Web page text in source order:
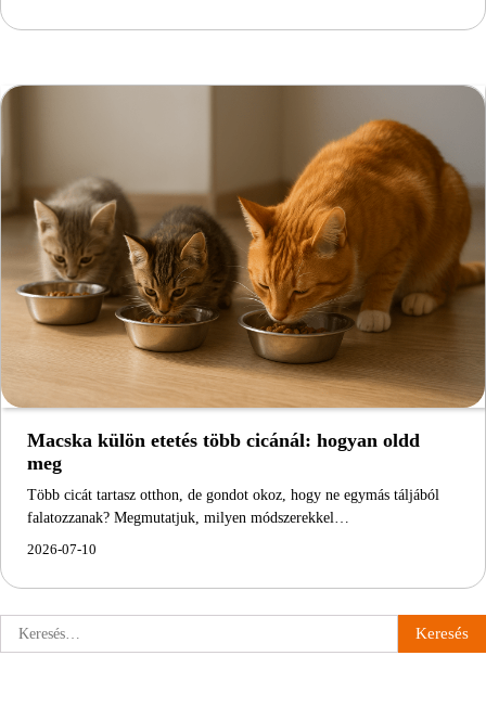
Macska külön etetés több cicánál: hogyan oldd
meg
Több cicát tartasz otthon, de gondot okoz, hogy ne egymás táljából
falatozzanak? Megmutatjuk, milyen módszerekkel…
2026-07-10
Keresés: